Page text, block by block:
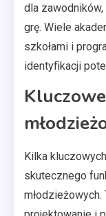
dla
grę. Wiele
szkołami i
identyfikacji
Kilka
skutecznego